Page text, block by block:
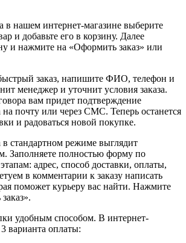
в нашем интернет-магазине выберите
и добавьте его в корзину. Далее
и нажмите на «Оформить заказ» или
заказ, напишите ФИО, телефон и
менеджер и уточнит условия заказа.
вам придет подтверждение
почту или через СМС. Теперь останется
и радоваться новой покупке.
стандартном режиме выглядит
Заполняете полностью форму по
адрес, способ доставки, оплаты,
в комментарии к заказу написать
поможет курьеру вас найти. Нажмите
удобным способом. В интернет-
варианта оплаты: